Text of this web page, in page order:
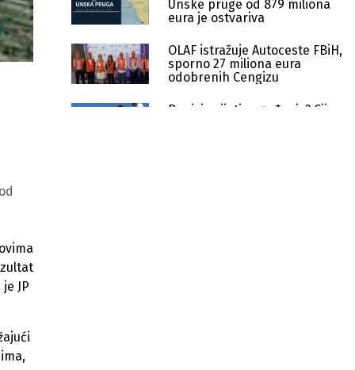
JP
Unske pruge od 879 miliona
eura je ostvariva
OLAF istražuje Autoceste FBiH,
sporno 27 miliona eura
odobrenih Cengizu
Bunici prijeti zagađenje? Cijev